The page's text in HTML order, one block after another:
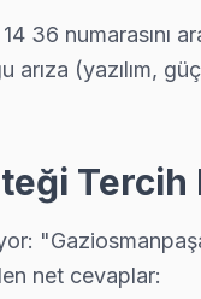
arızayı yerinde
arıza denetimi
36 numarasını
(yazılım,
Tercih
net cevaplar: